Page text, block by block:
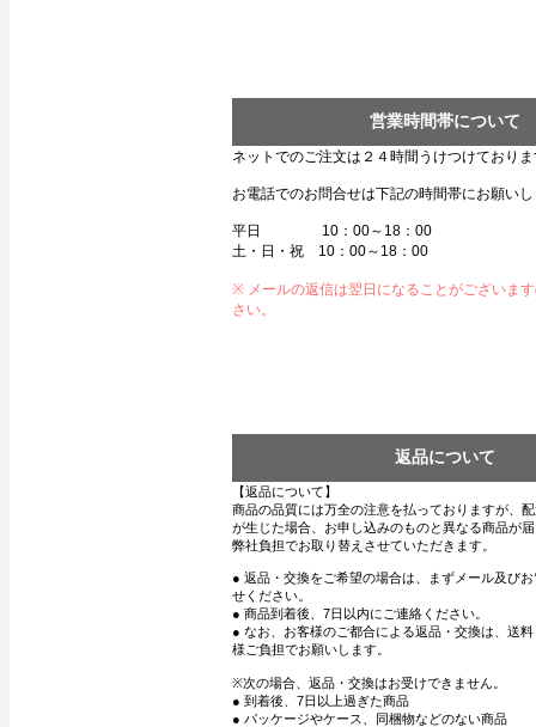
営業時間帯について
ネットでのご注文は２４時間うけつけており
お電話でのお問合せは下記の時間帯にお願い
平日 10：00～18：00
土・日・祝 10：00～18：00
※ メールの返信は翌日になることがございま
さい。
返品について
【返品について】
商品の品質には万全の注意を払っておりますが、
が生じた場合、お申し込みのものと異なる商品が
弊社負担でお取り替えさせていただきます。
● 返品・交換をご希望の場合は、まずメール及び
せください。
● 商品到着後、7日以内にご連絡ください。
● なお、お客様のご都合による返品・交換は、送
様ご負担でお願いします。
※次の場合、返品・交換はお受けできません。
● 到着後、7日以上過ぎた商品
● パッケージやケース、同梱物などのない商品